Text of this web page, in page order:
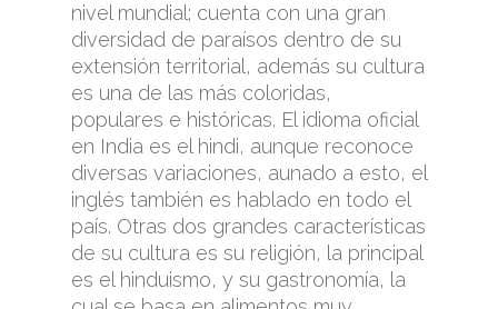
nivel mundial; cuenta con una gran
diversidad de paraísos dentro de su
extensión territorial, además su cultura
es una de las más coloridas,
populares e históricas. El idioma oficial
en India es el hindi, aunque reconoce
diversas variaciones, aunado a esto, el
inglés también es hablado en todo el
país. Otras dos grandes características
de su cultura es su religión, la principal
es el hinduismo, y su gastronomía, la